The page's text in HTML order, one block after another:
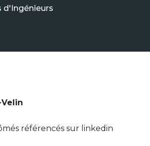
d'Ingénieurs
référencés sur linkedin